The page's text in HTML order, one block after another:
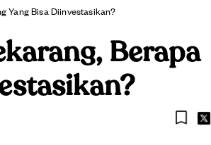
Yang Bisa Diinvestasikan?
Berapa